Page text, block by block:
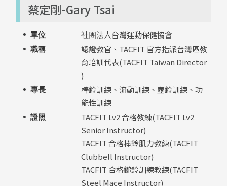
蔡定剛-Gary Tsai
單位 社團法人台灣運動保健協會
職稱
認證教官、TACFIT 官方指派台灣區教
育培訓代表(TACFIT Taiwan Director
)
專長
棒鈴訓練、流動訓練、壺鈴訓練、功
能性訓練
證照
TACFIT Lv2 合格教練(TACFIT Lv2
Senior Instructor)
TACFIT 合格棒鈴肌力教練(TACFIT
Clubbell Instructor)
TACFIT 合格鎚鈴訓練教練(TACFIT
Steel Mace Instructor)